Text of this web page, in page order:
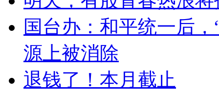
国台办：和平统一后
源上被消除
退钱了！本月截止